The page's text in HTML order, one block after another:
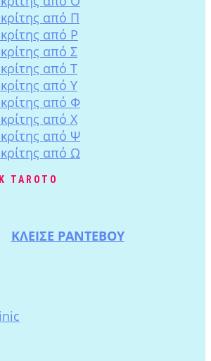
από Π
από Ρ
από Σ
από Τ
από Υ
από Φ
από Χ
από Ψ
από Ω
TAROTO
ΚΛΕΙΣΕ ΡΑΝΤΕΒΟΥ